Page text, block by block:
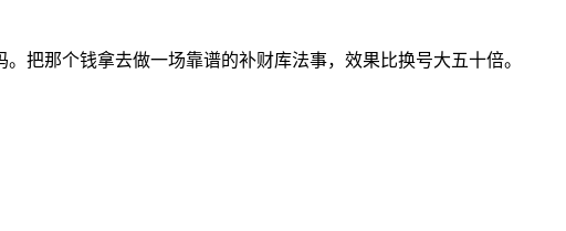
把那个钱拿去做一场靠谱的补财库法事，效果比换号大五十倍。